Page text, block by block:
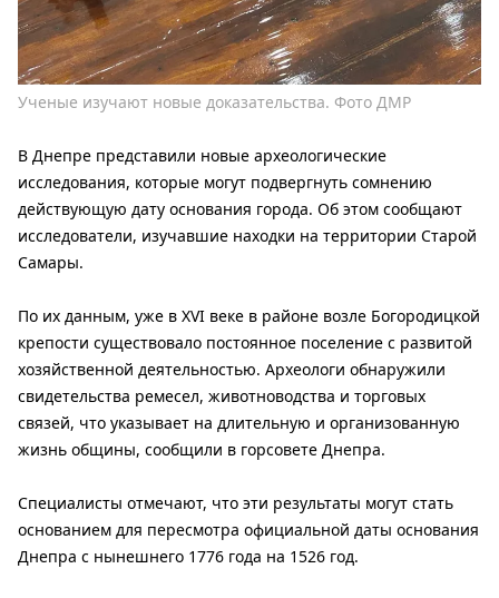
Ученые изучают новые доказательства. Фото ДМР
В Днепре представили новые археологические
исследования, которые могут подвергнуть сомнению
действующую дату основания города. Об этом сообщают
исследователи, изучавшие находки на территории Старой
Самары.
По их данным, уже в XVI веке в районе возле Богородицкой
крепости существовало постоянное поселение с развитой
хозяйственной деятельностью. Археологи обнаружили
свидетельства ремесел, животноводства и торговых
связей, что указывает на длительную и организованную
жизнь общины, сообщили в горсовете Днепра.
Специалисты отмечают, что эти результаты могут стать
основанием для пересмотра официальной даты основания
Днепра с нынешнего 1776 года на 1526 год.